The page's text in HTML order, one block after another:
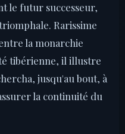
le futur successeur,
Rarissime
la monarchie
tibérienne, il illustre
jusqu'au bout, à
la continuité du